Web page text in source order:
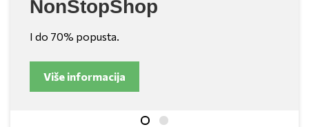
NonStopShop
I do 70% popusta.
Više informacija